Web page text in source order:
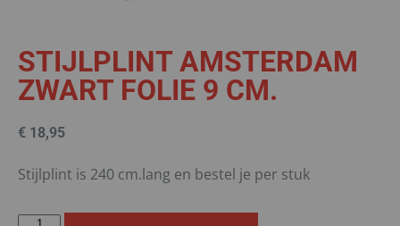
STIJLPLINT AMSTERDAM
ZWART FOLIE 9 CM.
€ 18,95
Stijlplint is 240 cm.lang en bestel je per stuk